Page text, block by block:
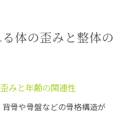
体の歪みと整体の
みと年齢の関連性
骨や骨盤などの骨格構造が